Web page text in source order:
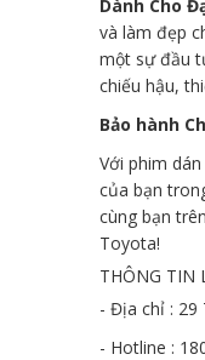
Dành Cho
và làm đẹp
một sự đầu
chiếu hậu,
Bảo hành
Với phim
của bạn
cùng bạn
Toyota!
THÔNG TIN
- Địa chỉ : 29
- Hotline :